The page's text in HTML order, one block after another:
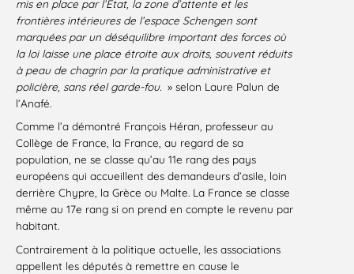
mis en place par l’État, la zone d’attente et les
frontières intérieures de l’espace Schengen sont
marquées par un déséquilibre important des forces où
la loi laisse une place étroite aux droits, souvent réduits
à peau de chagrin par la pratique administrative et
policière, sans réel garde-fou. » selon Laure Palun de
l’Anafé.
Comme l’a démontré François Héran, professeur au
Collège de France, la France, au regard de sa
population, ne se classe qu’au 11e rang des pays
européens qui accueillent des demandeurs d’asile, loin
derrière Chypre, la Grèce ou Malte. La France se classe
même au 17e rang si on prend en compte le revenu par
habitant.
Contrairement à la politique actuelle, les associations
appellent les députés à remettre en cause le